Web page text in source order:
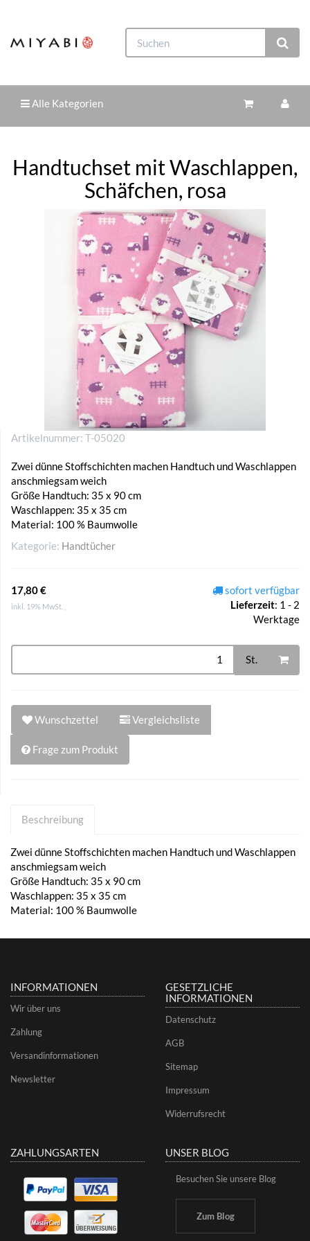
Alle Kategorien
Handtuchset mit Waschlappen,
Schäfchen, rosa
Artikelnummer: T-05020
Zwei dünne Stoffschichten machen Handtuch und Waschlappen
anschmiegsam weich
Größe Handtuch: 35 x 90 cm
Waschlappen: 35 x 35 cm
Material: 100 % Baumwolle
Kategorie: Handtücher
17,80 €
inkl. 19% MwSt. ,
sofort verfügbar
Lieferzeit: 1 - 2
Werktage
St.
Wunschzettel Vergleichsliste
Frage zum Produkt
Beschreibung
Zwei dünne Stoffschichten machen Handtuch und Waschlappen
anschmiegsam weich
Größe Handtuch: 35 x 90 cm
Waschlappen: 35 x 35 cm
Material: 100 % Baumwolle
INFORMATIONEN
Wir über uns
Zahlung
Versandinformationen
Newsletter
GESETZLICHE
INFORMATIONEN
Datenschutz
AGB
Sitemap
Impressum
Widerrufsrecht
ZAHLUNGSARTEN UNSER BLOG
Besuchen Sie unsere Blog
Zum Blog